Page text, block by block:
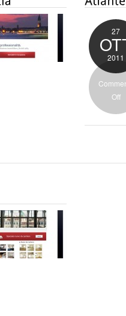
27
2011
Off